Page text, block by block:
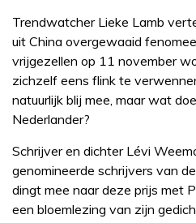
Trendwatcher Lieke Lamb
uit China overgewaaid
vrijgezellen op 11 november
zichzelf eens flink te
natuurlijk blij mee, maar wat
Nederlander?
Schrijver en dichter Lévi
genomineerde schrijvers van
dingt mee naar deze prijs met
een bloemlezing van zijn